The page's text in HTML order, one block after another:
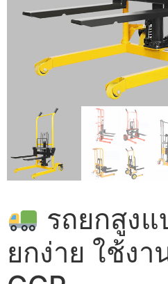
รถยกสูง
ยกง่าย ใช้งา